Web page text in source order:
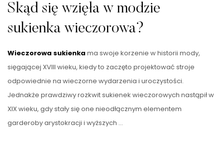
Skąd się wzięła w modzie
sukienka wieczorowa?
Wieczorowa sukienka ma swoje korzenie w historii mody,
sięgającej XVIII wieku, kiedy to zaczęto projektować stroje
odpowiednie na wieczorne wydarzenia i uroczystości.
Jednakże prawdziwy rozkwit sukienek wieczorowych nastąpił w
XIX wieku, gdy stały się one nieodłącznym elementem
garderoby arystokracji i wyższych …